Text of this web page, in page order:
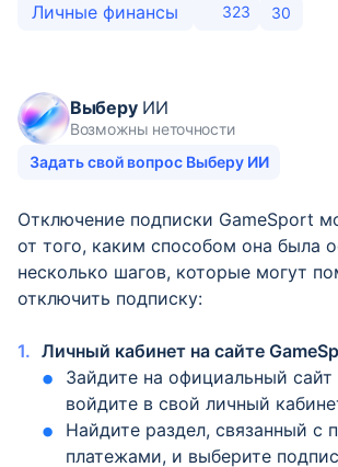
Личные финансы 323 30
ВыберуИИ
Возможны неточности
Задать свой вопрос Выберу ИИ
Отключение подписки GameSport
от того, каким способом она была
несколько шагов, которые могут
отключить подписку:
Личный кабинет на сайте
Зайдите на официальный
войдите в свой личный
Найдите раздел, связанный с
платежами, и выберите